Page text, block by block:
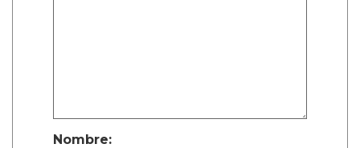
Nombre: